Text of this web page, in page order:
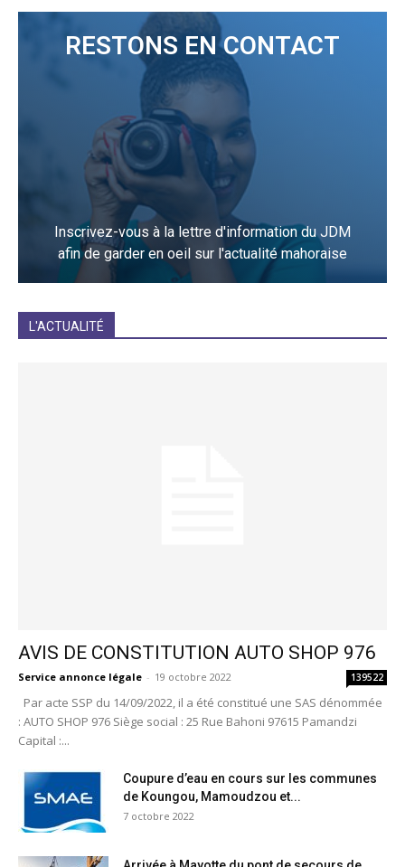
RESTONS EN CONTACT
Inscrivez-vous à la lettre d'information du JDM
afin de garder en oeil sur l'actualité mahoraise
L'ACTUALITÉ
AVIS DE CONSTITUTION AUTO SHOP 976
Service annonce légale - 19 octobre 2022 139522
Par acte SSP du 14/09/2022, il a été constitué une SAS dénommée
: AUTO SHOP 976 Siège social : 25 Rue Bahoni 97615 Pamandzi
Capital :...
Coupure d’eau en cours sur les communes
de Koungou, Mamoudzou et...
7 octobre 2022